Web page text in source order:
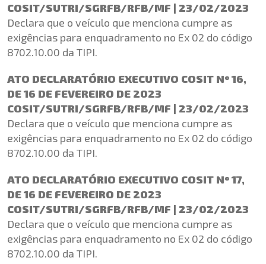
COSIT/SUTRI/SGRFB/RFB/MF | 23/02/2023
Declara que o veículo que menciona cumpre as
exigências para enquadramento no Ex 02 do código
8702.10.00 da TIPI.
ATO DECLARATÓRIO EXECUTIVO COSIT Nº 16,
DE 16 DE FEVEREIRO DE 2023
COSIT/SUTRI/SGRFB/RFB/MF | 23/02/2023
Declara que o veículo que menciona cumpre as
exigências para enquadramento no Ex 02 do código
8702.10.00 da TIPI.
ATO DECLARATÓRIO EXECUTIVO COSIT Nº 17,
DE 16 DE FEVEREIRO DE 2023
COSIT/SUTRI/SGRFB/RFB/MF | 23/02/2023
Declara que o veículo que menciona cumpre as
exigências para enquadramento no Ex 02 do código
8702.10.00 da TIPI.